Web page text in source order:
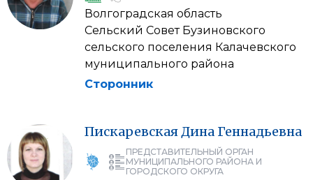
Волгоградская область
Сельский Совет Бузиновского
сельского поселения Калачевского
муниципального района
Сторонник
ПискаревскаяДина Геннадьевна
ПРЕДСТАВИТЕЛЬНЫЙ ОРГАН
МУНИЦИПАЛЬНОГО РАЙОНА И
ГОРОДСКОГО ОКРУГА